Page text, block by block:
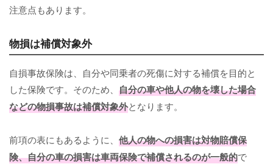
注意点もあります。
物損は補償対象外
自損事故保険は、自分や同乗者の死傷に対する補償を目的と
した保険です。そのため、 自分の車や他人の物を壊した場合
などの物損事故は補償対象外となります。
前項の表にもあるように、 他人の物への損害は対物賠償保
険、自分の車の損害は車両保険で補償されるのが一般的で